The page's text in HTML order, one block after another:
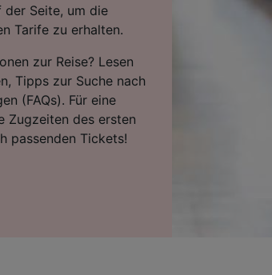
der Seite, um die
Tarife zu erhalten.
zur Reise? Lesen
Tipps zur Suche nach
(FAQs). Für eine
Zugzeiten des ersten
passenden Tickets!